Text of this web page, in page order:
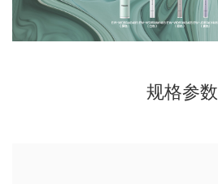
规格参数